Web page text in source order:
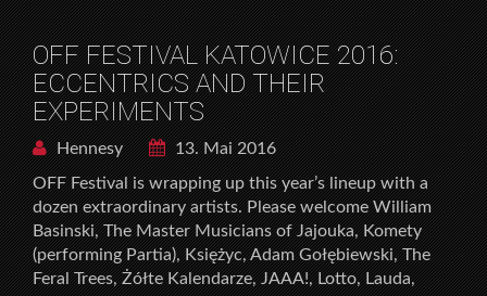
OFF FESTIVAL KATOWICE 2016:
ECCENTRICS AND THEIR
EXPERIMENTS
Hennesy
13. Mai 2016
OFF Festival is wrapping up this year’s lineup with a
dozen extraordinary artists. Please welcome William
Basinski, The Master Musicians of Jajouka, Komety
(performing Partia), Księżyc, Adam Gołębiewski, The
Feral Trees, Żółte Kalendarze, JAAA!, Lotto, Lauda,